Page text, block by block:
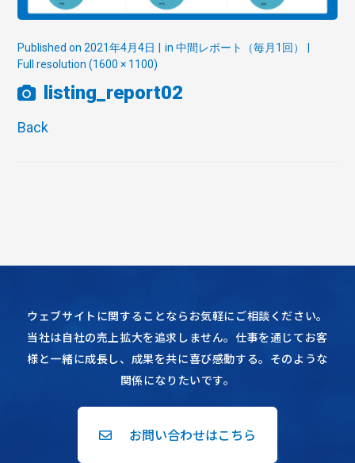
Published on2021年4月4日 in中間レポート（毎月1回）
Full resolution (1600 × 1100)
listing_report02
Back
ウェブサイトに関することならお気軽にご相談ください。
当社は自社の売上拡大を追求しません。仕事を通じてお客
様と一緒に成長し、成果を共に喜び感動する。そのような
関係になりたいです。
お問い合わせはこちら